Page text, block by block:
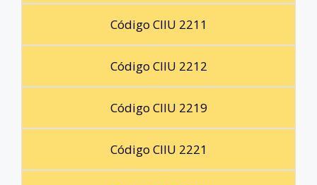
Código CIIU 2211
Código CIIU 2212
Código CIIU 2219
Código CIIU 2221